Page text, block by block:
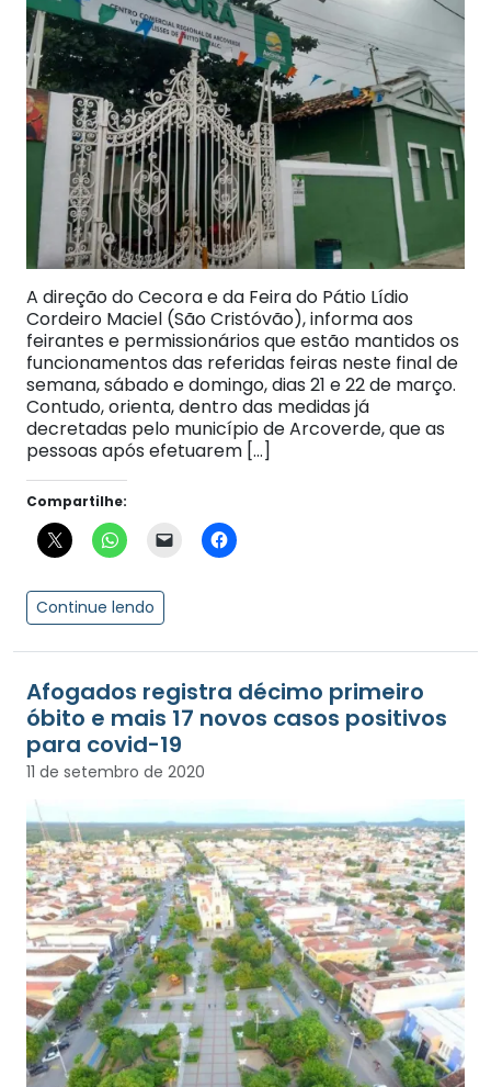
A direção do Cecora e da Feira do Pátio Lídio
Cordeiro Maciel (São Cristóvão), informa aos
feirantes e permissionários que estão mantidos os
funcionamentos das referidas feiras neste final de
semana, sábado e domingo, dias 21 e 22 de março.
Contudo, orienta, dentro das medidas já
decretadas pelo município de Arcoverde, que as
pessoas após efetuarem […]
Compartilhe:
Continue lendo
Afogados registra décimo primeiro
óbito e mais 17 novos casos positivos
para covid-19
11 de setembro de 2020